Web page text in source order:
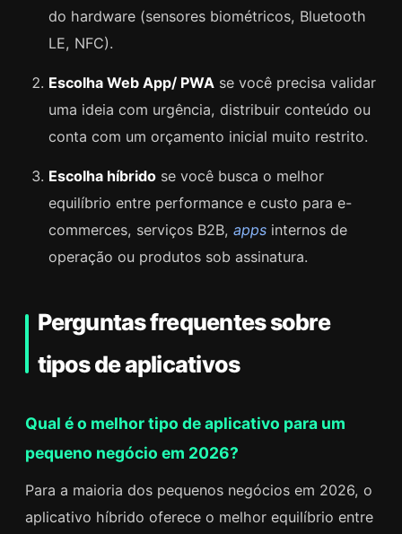
do hardware (sensores biométricos, Bluetooth
LE, NFC).
Escolha Web App/ PWAse você precisa validar
uma ideia com urgência, distribuir conteúdo ou
conta com um orçamento inicial muito restrito.
Escolha híbridose você busca o melhor
equilíbrio entre performance e custo para e-
commerces, serviços B2B, appsinternos de
operação ou produtos sob assinatura.
Perguntas frequentes sobre
tipos de aplicativos
Qual é o melhor tipo de aplicativo para um
pequeno negócio em 2026?
Para a maioria dos pequenos negócios em 2026, o
aplicativo híbrido oferece o melhor equilíbrio entre